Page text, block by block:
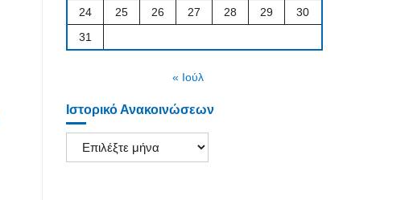
24
25 26 27 28 29
30
31
« Ιούλ
Ιστορικό Ανακοινώσεων
Ιστορικό
Ανακοινώσεων